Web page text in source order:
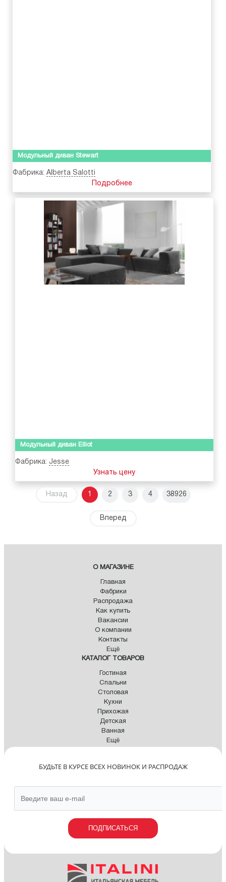
Модульный диван Stewart
Фабрика: Alberta Salotti
Подробнее
Модульный диван Elliot
Фабрика: Jesse
Узнать цену
Назад 1 2 3 4 38926
Вперед
О МАГАЗИНЕ
Главная
Фабрики
Распродажа
Как купить
Вакансии
О компании
Контакты
Ещё
КАТАЛОГ ТОВАРОВ
Гостиная
Спальни
Столовая
Кухни
Прихожая
Детская
Ванная
Ещё
БУДЬТЕ В КУРСЕ ВСЕХ НОВИНОК И РАСПРОДАЖ
ПОДПИСАТЬСЯ